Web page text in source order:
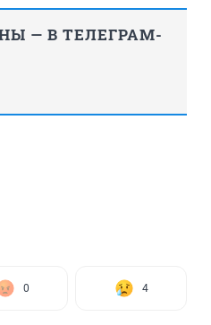
— В ТЕЛЕГРАМ-
0 4